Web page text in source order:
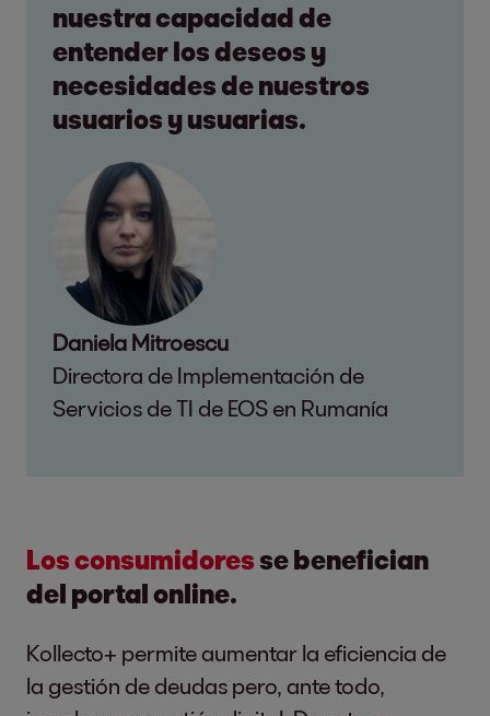
nuestra capacidad de
entender los deseos y
necesidades de nuestros
usuarios y usuarias.
Daniela Mitroescu
Directora de Implementación de
Servicios de TI de EOS en Rumanía
Los consumidoresse benefician
del portal online.
Kollecto+ permite aumentar la eficiencia de
la gestión de deudas pero, ante todo,